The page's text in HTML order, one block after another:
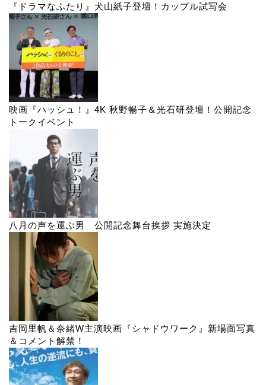
『ドラマなふたり』犬山紙子登壇！カップル試写会
映画『ハッシュ！』4K 秋野暢子＆光石研登壇！公開記念
トークイベント
八月の声を運ぶ男 公開記念舞台挨拶 実施決定
吉岡里帆＆奈緒W主演映画『シャドウワーク』新場面写真
＆コメント解禁！